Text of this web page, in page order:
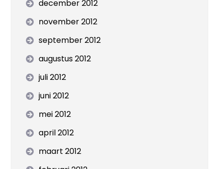
december 2012
november 2012
september 2012
augustus 2012
juli 2012
juni 2012
mei 2012
april 2012
maart 2012